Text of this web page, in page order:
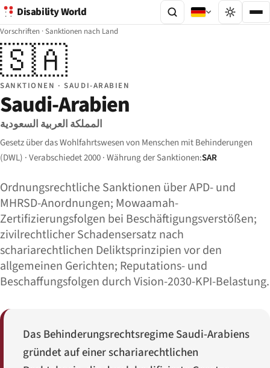
Disability World
Vorschriften ·Sanktionen nach Land
🇸🇦
SANKTIONEN · SAUDI-ARABIEN
Saudi-Arabien
المملكة العربية السعودية
Gesetz über das Wohlfahrtswesen von Menschen mit Behinderungen
(DWL) · Verabschiedet 2000 · Währung der Sanktionen:SAR
Ordnungsrechtliche Sanktionen über APD- und
MHRSD-Anordnungen; Mowaamah-
Zertifizierungsfolgen bei Beschäftigungsverstößen;
zivilrechtlicher Schadensersatz nach
schariarechtlichen Deliktsprinzipien vor den
allgemeinen Gerichten; Reputations- und
Beschaffungsfolgen durch Vision-2030-KPI-Belastung.
Das Behinderungsrechtsregime Saudi-Arabiens
gründet auf einer schariarechtlichen